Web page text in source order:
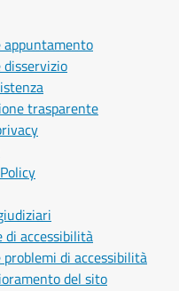
appuntamento
disservizio
trasparente
di accessibilità
problemi di accessibilità
del sito